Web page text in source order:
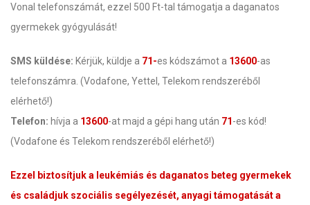
Vonal telefonszámát, ezzel 500 Ft-tal támogatja a daganatos
gyermekek gyógyulását!
SMS küldése: Kérjük, küldje a 71-es kódszámot a 13600-as
telefonszámra. (Vodafone, Yettel, Telekom rendszeréből
elérhető!)
Telefon: hívja a 13600-at majd a gépi hang után 71-es kód!
(Vodafone és Telekom rendszeréből elérhető!)
Ezzel biztosítjuk a leukémiás és daganatos beteg gyermekek
és családjuk szociális segélyezését, anyagi támogatását a